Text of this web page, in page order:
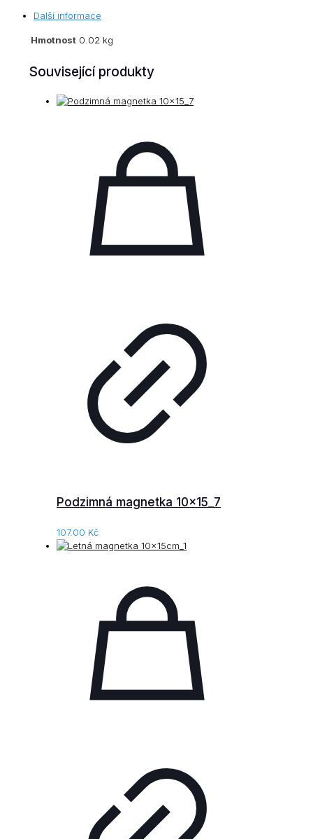
Další informace
Hmotnost 0.02 kg
Související produkty
Podzimná magnetka 10x15_7
107.00 Kč